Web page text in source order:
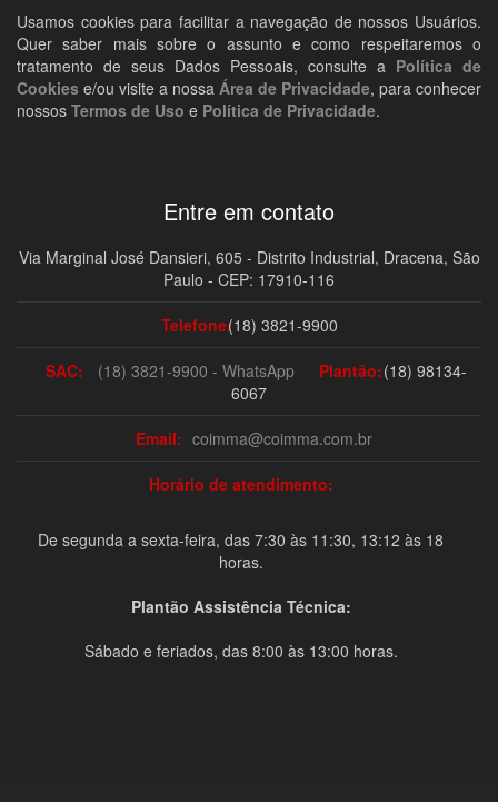
Usamos cookies para facilitar a navegação de nossos Usuários.
Quer saber mais sobre o assunto e como respeitaremos o
tratamento de seus Dados Pessoais, consulte a Política de
Cookies e/ou visite a nossa Área de Privacidade, para conhecer
nossos Termos de Uso e Política de Privacidade.
Entre em contato
Via Marginal José Dansieri, 605 - Distrito Industrial, Dracena, São
Paulo - CEP: 17910-116
Telefone:(18) 3821-9900
SAC: (18) 3821-9900 - WhatsApp Plantão:(18) 98134-
6067
Email: coimma@coimma.com.br
Horário de atendimento:
De segunda a sexta-feira, das 7:30 às 11:30, 13:12 às 18
horas.
Plantão Assistência Técnica:
Sábado e feriados, das 8:00 às 13:00 horas.